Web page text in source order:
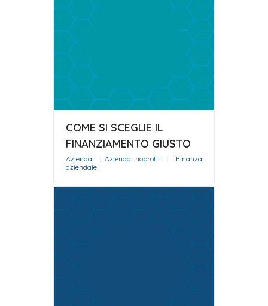
COME SI SCEGLIE IL
FINANZIAMENTO GIUSTO
Azienda |Azienda noprofit
Finanza
aziendale